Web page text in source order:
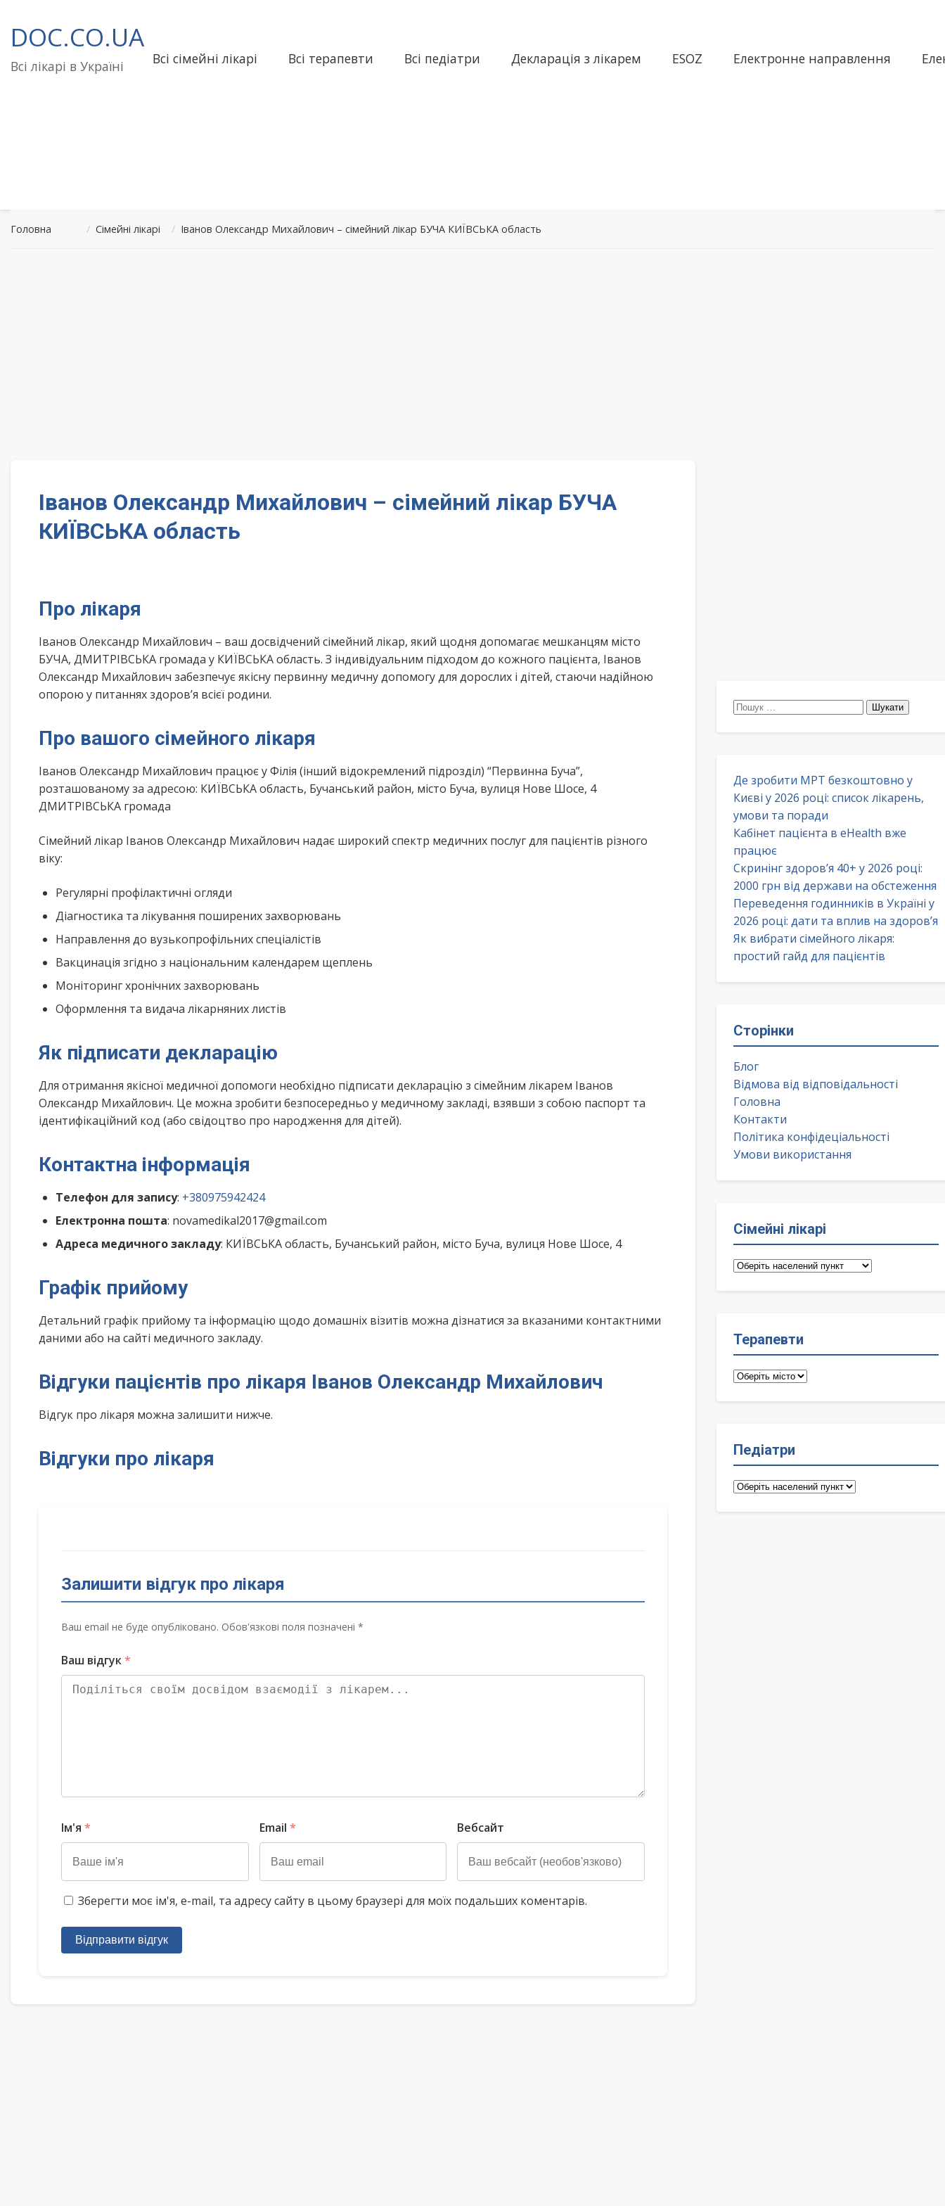
до
вмісту
DOC.CO.UA
Всі лікарі в Україні Всі сімейні лікарі Всі терапевти Всі педіатри Декларація з лікарем ESOZ Електронне направлення
Головна / Сімейні лікарі / Іванов Олександр Михайлович – сімейний лікар БУЧА КИЇВСЬКА область
Іванов Олександр Михайлович – сімейний лікар БУЧА
КИЇВСЬКА область
Про лікаря
Іванов Олександр Михайлович – ваш досвідчений сімейний лікар, який щодня допомагає мешканцям місто
БУЧА, ДМИТРІВСЬКА громада у КИЇВСЬКА область. З індивідуальним підходом до кожного пацієнта, Іванов
Олександр Михайлович забезпечує якісну первинну медичну допомогу для дорослих і дітей, стаючи надійною
опорою у питаннях здоров’я всієї родини.
Про вашого сімейного лікаря
Іванов Олександр Михайлович працює у Філія (інший відокремлений підрозділ) “Первинна Буча”,
розташованому за адресою: КИЇВСЬКА область, Бучанський район, місто Буча, вулиця Нове Шосе, 4
ДМИТРІВСЬКА громада
Сімейний лікар Іванов Олександр Михайлович надає широкий спектр медичних послуг для пацієнтів різного
віку:
Регулярні профілактичні огляди
Діагностика та лікування поширених захворювань
Направлення до вузькопрофільних спеціалістів
Вакцинація згідно з національним календарем щеплень
Моніторинг хронічних захворювань
Оформлення та видача лікарняних листів
Як підписати декларацію
Для отримання якісної медичної допомоги необхідно підписати декларацію з сімейним лікарем Іванов
Олександр Михайлович. Це можна зробити безпосередньо у медичному закладі, взявши з собою паспорт та
ідентифікаційний код (або свідоцтво про народження для дітей).
Контактна інформація
Телефон для запису: +380975942424
Електронна пошта: novamedikal2017@gmail.com
Адреса медичного закладу: КИЇВСЬКА область, Бучанський район, місто Буча, вулиця Нове Шосе, 4
Графік прийому
Детальний графік прийому та інформацію щодо домашніх візитів можна дізнатися за вказаними контактними
даними або на сайті медичного закладу.
Відгуки пацієнтів про лікаря Іванов Олександр Михайлович
Відгук про лікаря можна залишити нижче.
Відгуки про лікаря
Залишити відгук про лікаря
Ваш email не буде опубліковано. Обов'язкові поля позначені *
Ваш відгук*
Ім'я * Email * Вебсайт
Зберегти моє ім'я, e-mail, та адресу сайту в цьому браузері для моїх подальших коментарів.
Відправити відгук
Пошук:
Де зробити МРТ безкоштовно у
Києві у 2026 році: список лікарень,
умови та поради
Кабінет пацієнта в eHealth вже
працює
Скринінг здоров’я 40+ у 2026 році:
2000 грн від держави на обстеження
Переведення годинників в Україні у
2026 році: дати та вплив на здоров’я
Як вибрати сімейного лікаря:
простий гайд для пацієнтів
Сторінки
Блог
Відмова від відповідальності
Головна
Контакти
Політика конфідеціальності
Умови використання
Сімейні лікарі
Сімейні
Терапевти
Терапевти
Педіатри
Педіатри